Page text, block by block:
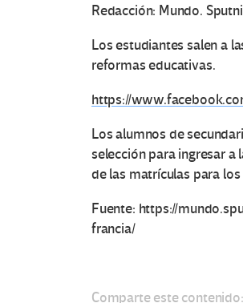
Redacción: Mundo.
Los estudiantes salen a
reformas educativas.
https://
Los alumnos de
selección para ingresar
de las matrículas para
Fuente: https://
francia/
Comparte este contenido: